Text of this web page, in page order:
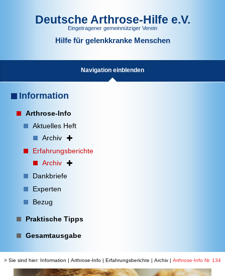
Deutsche Arthrose-Hilfe e.V.
Eingetragener gemeinnütziger Verein
Hilfe für gelenkkranke Menschen
Navigation einblenden
Information
Arthrose-Info
Aktuelles Heft
Archiv
Erfahrungsberichte
Archiv
Dankbriefe
Experten
Bezug
Praktische Tipps
Gesamtausgabe
> Sie sind hier: Information | Arthrose-Info | Erfahrungsberichte | Archiv | Arthrose-Info Nr. 134